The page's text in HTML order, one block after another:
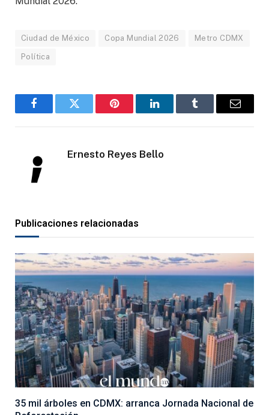
Ciudad de México Copa Mundial 2026 Metro CDMX
Política
FacebookGorjeo Pinterest LinkedInTumblr
Correo
Ernesto Reyes Bello
Publicaciones relacionadas
35 mil árboles en CDMX: arranca Jornada Nacional de